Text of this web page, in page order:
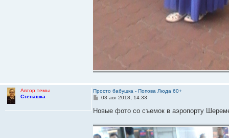
Автор темы
Степашка
Просто бабушка - Попова Люда 60+
С
о
е
н
03 авг 2018, 14:33
Новые фото со съемок в аэропорту